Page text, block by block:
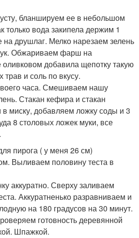
бланшируем ее в небольшом
только вода закипела держим 1
на друшлаг. Мелко нарезаем зелень
Обжариваем фарш на
оливковом добавила щепотку такую
и соль по вкусу.
часа. Смешиваем нашу
Стакан кефира и стакан
миску, добавляем ложку соды и 3
8 столовых ложек муки, все
пирога ( у меня 26 см)
Выливаем половину теста в
аккуратно. Сверху заливаем
Аккуратненько разравниваем и
на 180 градусов на 30 минут.
готовность деревянной
Шпажкой.